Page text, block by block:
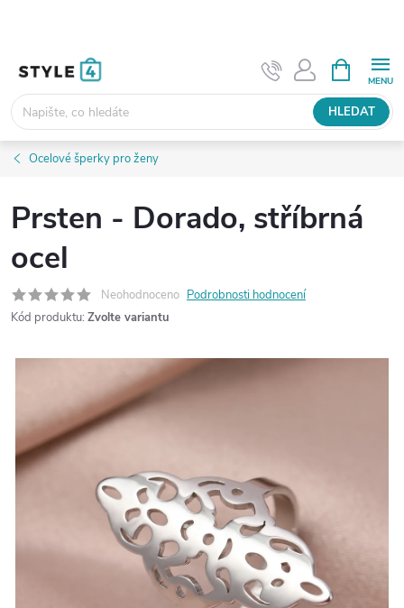
HLEDAT
NÁKUPNÍ
KOŠÍK
Ocelové šperky pro ženy
Prsten - Dorado, stříbrná
ocel
Neohodnoceno Podrobnosti hodnocení
Kód produktu: Zvolte variantu